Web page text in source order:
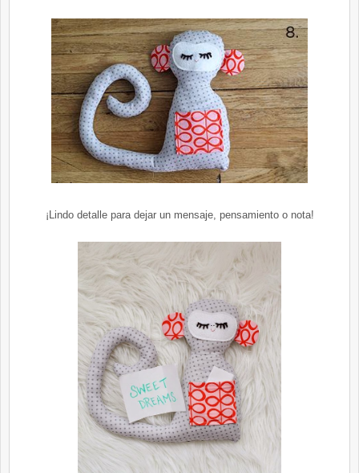
¡Lindo detalle para dejar un mensaje, pensamiento o nota!